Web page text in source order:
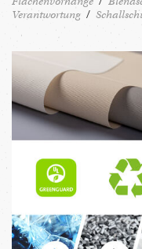
Verantwortung